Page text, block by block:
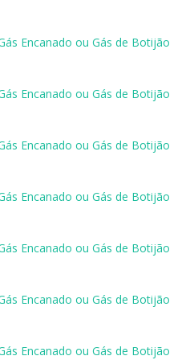
Encanado ou Gás de Botijão
Encanado ou Gás de Botijão
Encanado ou Gás de Botijão
Encanado ou Gás de Botijão
Encanado ou Gás de Botijão
Encanado ou Gás de Botijão
Encanado ou Gás de Botijão